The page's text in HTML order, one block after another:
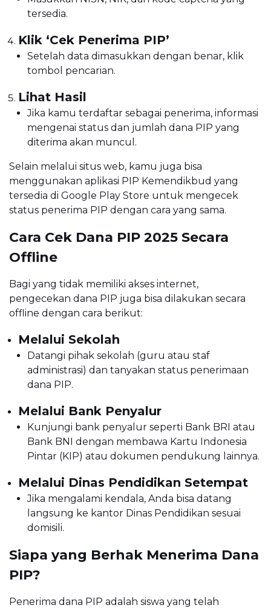
tersedia.
Klik ‘Cek Penerima PIP’
Setelah data dimasukkan dengan benar, klik
tombol pencarian.
Lihat Hasil
Jika kamu terdaftar sebagai penerima, informasi
mengenai status dan jumlah dana PIP yang
diterima akan muncul.
Selain melalui situs web, kamu juga bisa
menggunakan aplikasi PIP Kemendikbud yang
tersedia di Google Play Store untuk mengecek
status penerima PIP dengan cara yang sama.
Cara Cek Dana PIP 2025 Secara
Offline
Bagi yang tidak memiliki akses internet,
pengecekan dana PIP juga bisa dilakukan secara
offline dengan cara berikut:
Melalui Sekolah
Datangi pihak sekolah (guru atau staf
administrasi) dan tanyakan status penerimaan
dana PIP.
Melalui Bank Penyalur
Kunjungi bank penyalur seperti Bank BRI atau
Bank BNI dengan membawa Kartu Indonesia
Pintar (KIP) atau dokumen pendukung lainnya.
Melalui Dinas Pendidikan Setempat
Jika mengalami kendala, Anda bisa datang
langsung ke kantor Dinas Pendidikan sesuai
domisili.
Siapa yang Berhak Menerima Dana
PIP?
Penerima dana PIP adalah siswa yang telah